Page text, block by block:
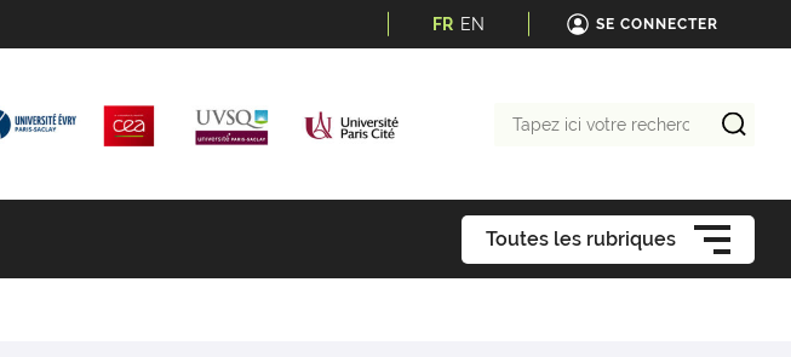
FR EN SE CONNECTER
Toutes les rubriques